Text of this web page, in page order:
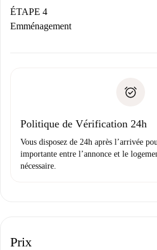
contact avec le propriétaire.
Si refusé : aucun prélèvement
Justificatif de solvabilité
ÉTAPE 4
Emménagement
uniquement si aucun problème
Politique de Vérification 24h
Vous disposez de 24h après l’arrivée
importante entre l’annonce et le
nécessaire.
Prix